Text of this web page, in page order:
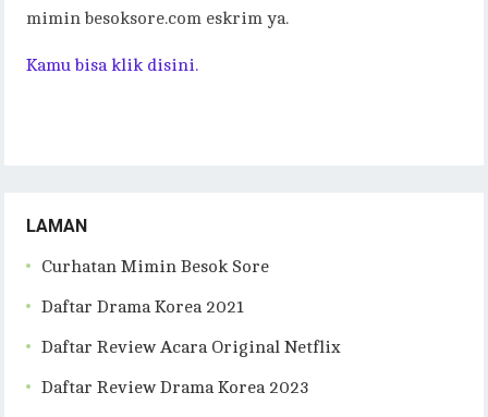
mimin besoksore.com eskrim ya.
Kamu bisa klik disini.
LAMAN
Curhatan Mimin Besok Sore
Daftar Drama Korea 2021
Daftar Review Acara Original Netflix
Daftar Review Drama Korea 2023